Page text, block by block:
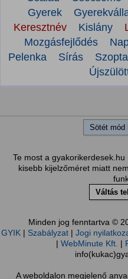
Gyerek
Keresztnév
Kislány
Mozgásfejlődés
Pelenka
Sírás
Sötét mód
Te most a
kisebb kijelzőméret miatt
Váltás
Minden jog fenntartva ©
GYIK| Szabályzat| Jogi
| WebMinute Kft. |
A weboldalon megjelenő